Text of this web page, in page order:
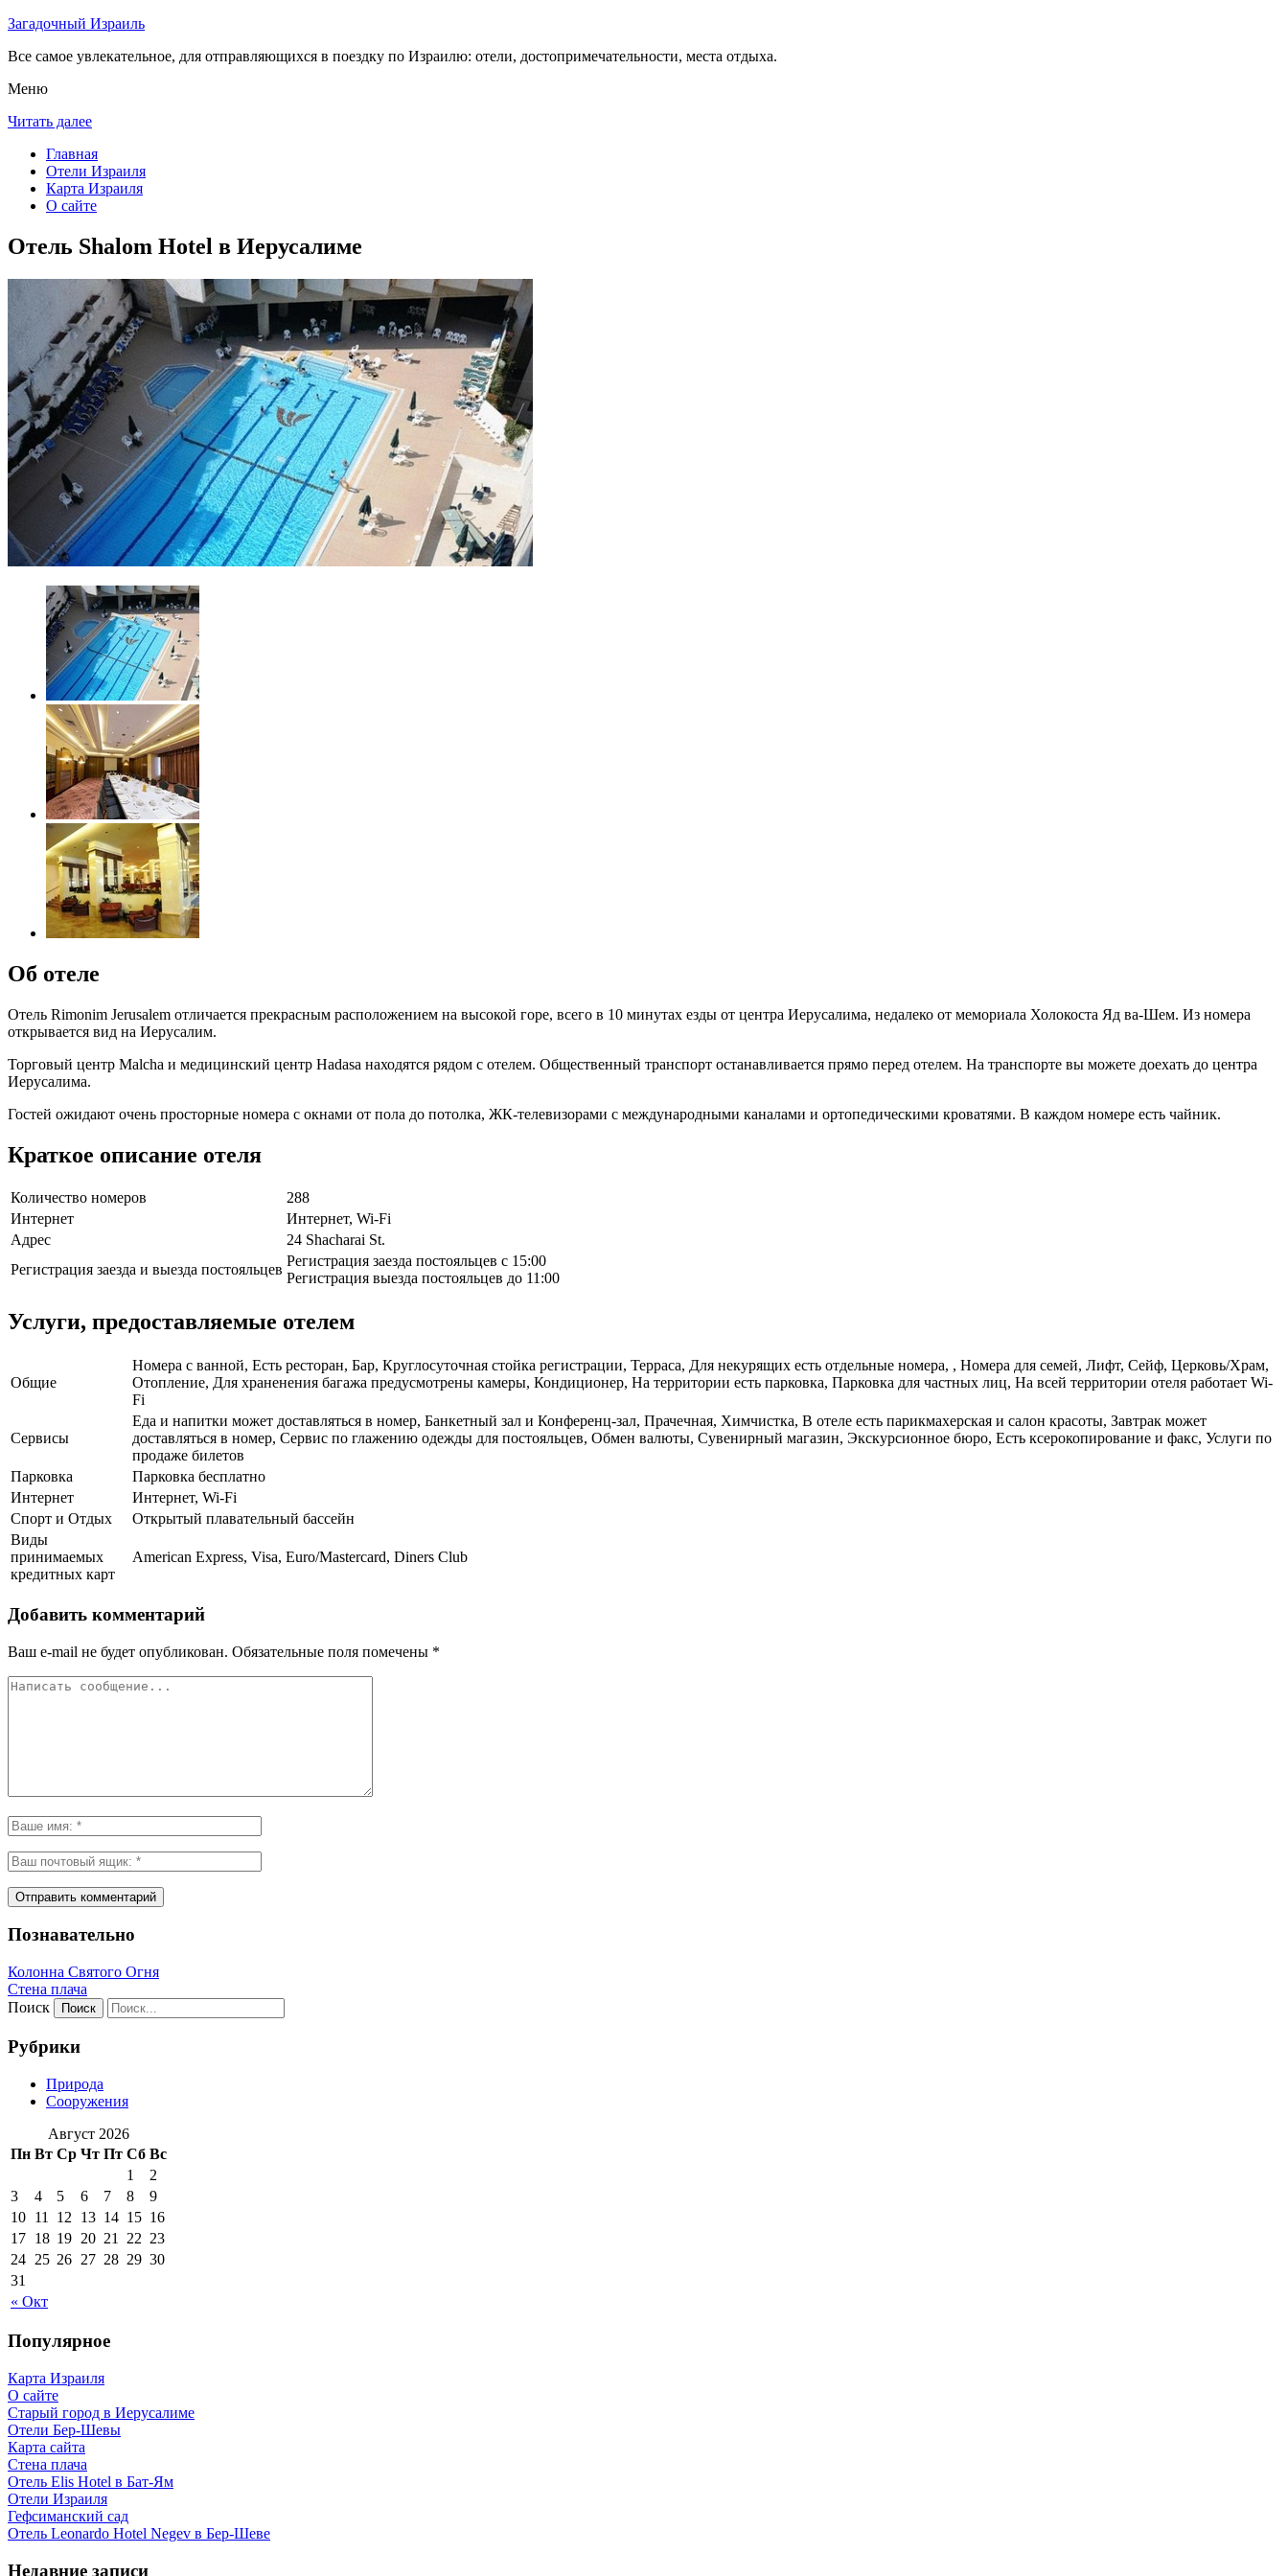
Загадочный Израиль
Все самое увлекательное, для отправляющихся в поездку по Израилю: отели, достопримечательности, места отдыха.
Меню
Читать далее
Главная
Отели Израиля
Карта Израиля
О сайте
Отель Shalom Hotel в Иерусалиме
Об отеле
Отель Rimonim Jerusalem отличается прекрасным расположением на высокой горе, всего в 10 минутах езды от центра Иерусалима, недалеко от мемориала Холокоста Яд ва-Шем. Из номера
открывается вид на Иерусалим.
Торговый центр Malcha и медицинский центр Hadasa находятся рядом с отелем. Общественный транспорт останавливается прямо перед отелем. На транспорте вы можете доехать до центра
Иерусалима.
Гостей ожидают очень просторные номера с окнами от пола до потолка, ЖК-телевизорами с международными каналами и ортопедическими кроватями. В каждом номере есть чайник.
Краткое описание отеля
Количество номеров
288
Интернет
Интернет, Wi-Fi
Адрес
24 Shacharai St.
Регистрация заезда и выезда постояльцев
Регистрация заезда постояльцев с 15:00
Регистрация выезда постояльцев до 11:00
Услуги, предоставляемые отелем
Общие
Номера с ванной, Есть ресторан, Бар, Круглосуточная стойка регистрации, Терраса, Для некурящих есть отдельные номера, , Номера для семей, Лифт, Сейф, Церковь/Храм,
Отопление, Для храненения багажа предусмотрены камеры, Кондиционер, На территории есть парковка, Парковка для частных лиц, На всей территории отеля работает Wi-
Fi
Сервисы
Еда и напитки может доставляться в номер, Банкетный зал и Конференц-зал, Прачечная, Химчистка, В отеле есть парикмахерская и салон красоты, Завтрак может
доставляться в номер, Сервис по глажению одежды для постояльцев, Обмен валюты, Сувенирный магазин, Экскурсионное бюро, Есть ксерокопирование и факс, Услуги по
продаже билетов
Парковка
Парковка бесплатно
Интернет
Интернет, Wi-Fi
Спорт и Отдых
Открытый плавательный бассейн
Виды
принимаемых
кредитных карт
American Express, Visa, Euro/Mastercard, Diners Club
Добавить комментарий
Ваш e-mail не будет опубликован. Обязательные поля помечены *
Познавательно
Колонна Святого Огня
Стена плача
Поиск
Рубрики
Природа
Сооружения
Август 2026
Пн Вт Ср Чт Пт Сб Вс
« Окт
1
2
3
4 5 6 7 8
9
10 11 12 13 14 15 16
17 18 19 20 21 22 23
24 25 26 27 28 29 30
31
Популярное
Карта Израиля
О сайте
Старый город в Иерусалиме
Отели Бер-Шевы
Карта сайта
Стена плача
Отель Elis Hotel в Бат-Ям
Отели Израиля
Гефсиманский сад
Отель Leonardo Hotel Negev в Бер-Шеве
Недавние записи